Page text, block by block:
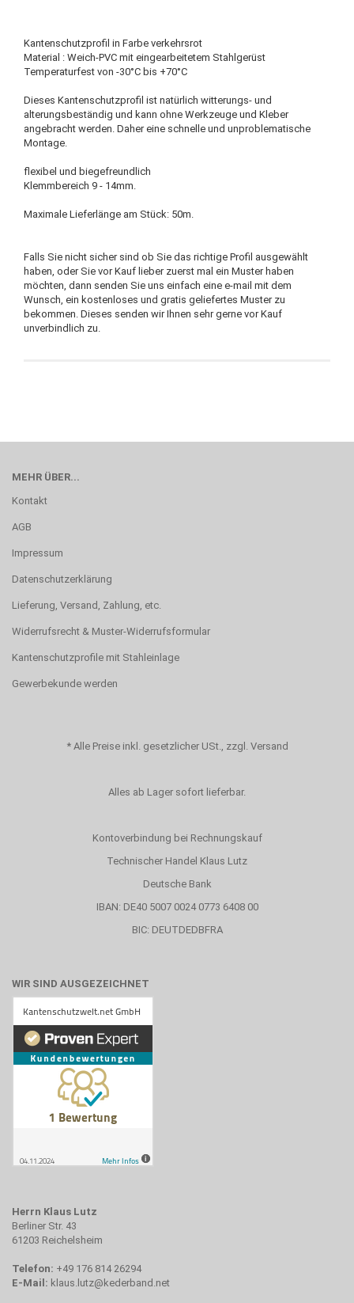
Kantenschutzprofil in Farbe verkehrsrot
Material : Weich-PVC mit eingearbeitetem Stahlgerüst
Temperaturfest von -30°C bis +70°C
Dieses Kantenschutzprofil ist natürlich witterungs- und
alterungsbeständig und kann ohne Werkzeuge und Kleber
angebracht werden. Daher eine schnelle und unproblematische
Montage.
flexibel und biegefreundlich
Klemmbereich 9 - 14mm.
Maximale Lieferlänge am Stück: 50m.
Falls Sie nicht sicher sind ob Sie das richtige Profil ausgewählt
haben, oder Sie vor Kauf lieber zuerst mal ein Muster haben
möchten, dann senden Sie uns einfach eine e-mail mit dem
Wunsch, ein kostenloses und gratis geliefertes Muster zu
bekommen. Dieses senden wir Ihnen sehr gerne vor Kauf
unverbindlich zu.
MEHR ÜBER...
Kontakt
AGB
Impressum
Datenschutzerklärung
Lieferung, Versand, Zahlung, etc.
Widerrufsrecht & Muster-Widerrufsformular
Kantenschutzprofile mit Stahleinlage
Gewerbekunde werden
*Alle Preise inkl. gesetzlicher USt., zzgl. Versand
Alles ab Lager sofort lieferbar.
Kontoverbindung bei Rechnungskauf
Technischer Handel Klaus Lutz
Deutsche Bank
IBAN: DE40 5007 0024 0773 6408 00
BIC: DEUTDEDBFRA
WIR SIND AUSGEZEICHNET
Herrn Klaus Lutz
Berliner Str. 43
61203 Reichelsheim
Telefon: +49 176 814 26294
E-Mail: klaus.lutz@kederband.net